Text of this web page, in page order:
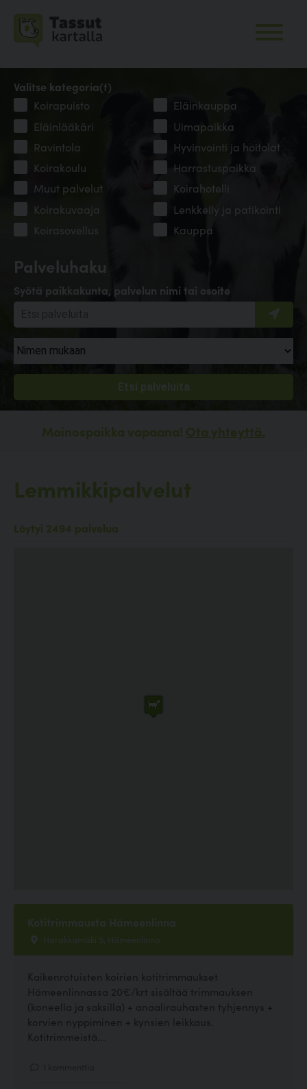
Palveluhaku
Syötä paikkakunta, palvelun nimi tai osoite
Valitse kategoria(t)
Koirapuisto
Eläinkauppa
Eläinlääkäri
Uimapaikka
Ravintola
Hyvinvointi ja hoitolat
Koirakoulu
Harrastuspaikka
Muut palvelut
Koirahotelli
Koirakuvaaja
Lenkkeily ja patikointi
Koirasovellus
Kauppa
Mainospaikka vapaana! Ota yhteyttä.
Lemmikkipalvelut
Löytyi 2494 palvelua
Kotitrimmausta Hämeenlinna
Harakkamäki 5, Hämeenlinna
Kaikenrotuisten koirien kotitrimmaukset
Hämeenlinnassa 20€/krt sisältää trimmauksen
(koneella ja saksilla) + anaalirauhasten tyhjennys +
korvien nyppiminen + kynsien leikkaus.
Kotitrimmeistä...